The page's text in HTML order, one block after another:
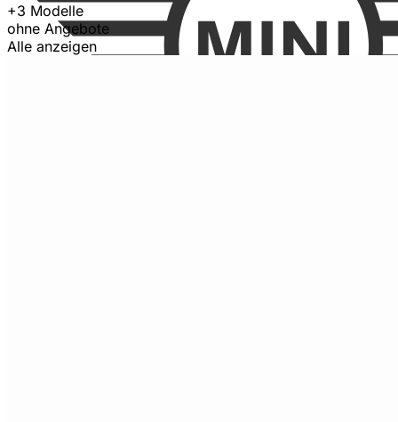
+3 Modelle
ohne Angebote
Alle anzeigen